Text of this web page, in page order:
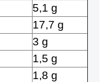
5,1 g
17,7 g
3 g
1,5 g
1,8 g